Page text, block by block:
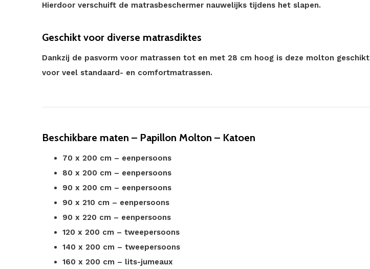
Hierdoor verschuift de matrasbeschermer nauwelijks tijdens het slapen.
Geschikt voor diverse matrasdiktes
Dankzij de pasvorm voor matrassen tot en met 28 cm hoog is deze molton geschikt
voor veel standaard- en comfortmatrassen.
Beschikbare maten – Papillon Molton – Katoen
70 x 200 cm – eenpersoons
80 x 200 cm – eenpersoons
90 x 200 cm – eenpersoons
90 x 210 cm – eenpersoons
90 x 220 cm – eenpersoons
120 x 200 cm – tweepersoons
140 x 200 cm – tweepersoons
160 x 200 cm – lits-jumeaux